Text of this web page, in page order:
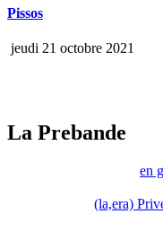
Pissos
jeudi 21 octobre 2021
La Prebande
en
(la,era)